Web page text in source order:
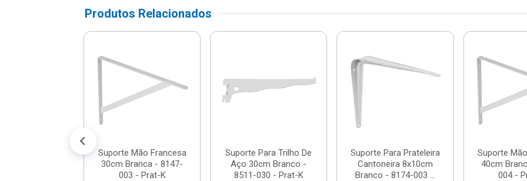
Produtos Relacionados
Suporte Mão Francesa
30cm Branca - 8147-
003 - Prat-K
Suporte Para Trilho De
Aço 30cm Branco -
8511-030 - Prat-K
Suporte Para Prateleira
Cantoneira 8x10cm
Branco - 8174-003 ...
Suporte
40cm
004 -